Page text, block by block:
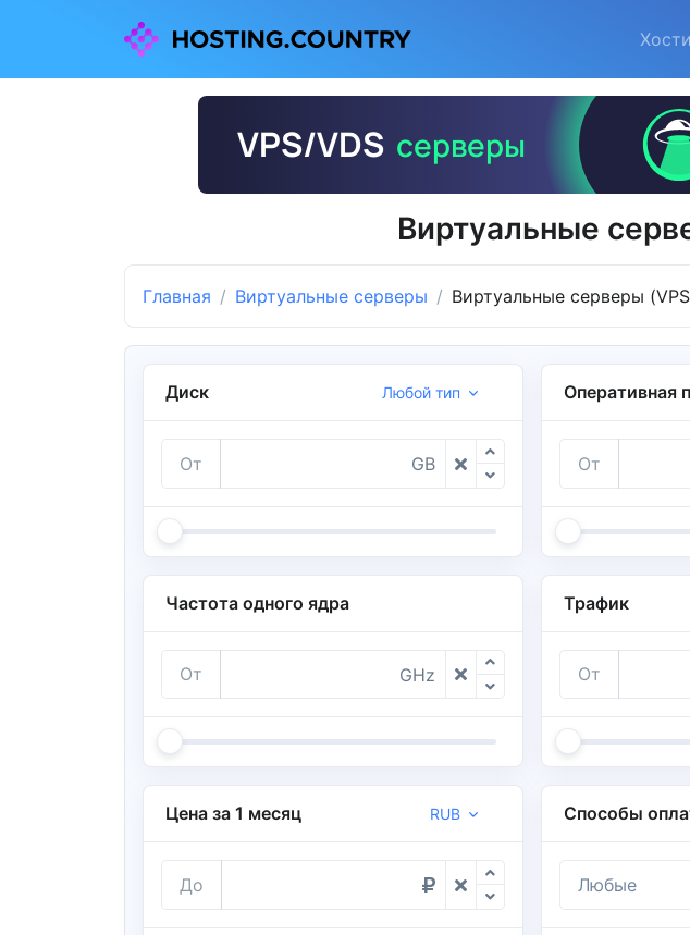
Виртуальные
Главная Виртуальные серверы Виртуальные серверы
Диск Любой тип
От GB
Оперативная
От
Частота одного ядра
От GHz
Трафик
От
Цена за 1 месяц RUB
До
Способы
Любые